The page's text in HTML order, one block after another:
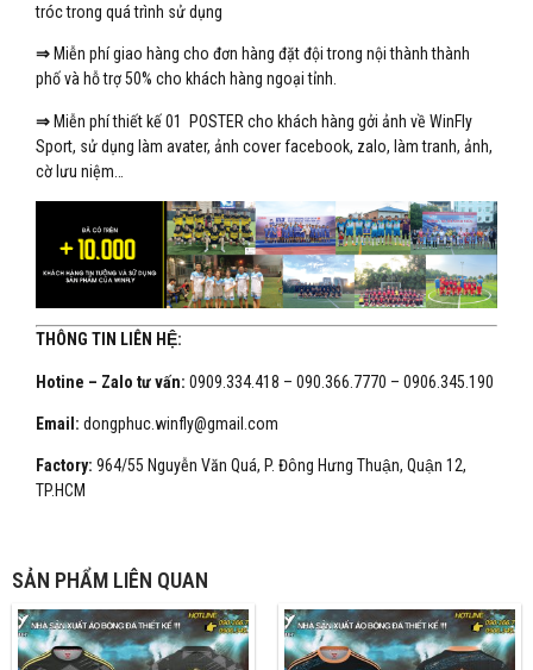
tróc trong quá trình sử dụng
⇒ Miễn phí giao hàng cho đơn hàng đặt đội trong nội thành thành
phố và hỗ trợ 50% cho khách hàng ngoại tỉnh.
⇒ Miễn phí thiết kế 01 POSTER cho khách hàng gởi ảnh về WinFly
Sport, sử dụng làm avater, ảnh cover facebook, zalo, làm tranh, ảnh,
cờ lưu niệm…
THÔNG TIN LIÊN HỆ:
Hotine – Zalo tư vấn: 0909.334.418 – 090.366.7770 – 0906.345.190
Email: dongphuc.winfly@gmail.com
Factory: 964/55 Nguyễn Văn Quá, P. Đông Hưng Thuận, Quận 12,
TP.HCM
SẢN PHẨM LIÊN QUAN